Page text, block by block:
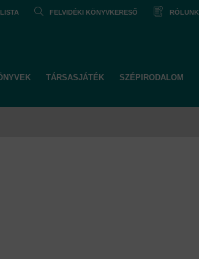
FELVIDÉKI KÖNYVKERESŐ RÓLUNK
TÁRSASJÁTÉK SZÉPIRODALOM